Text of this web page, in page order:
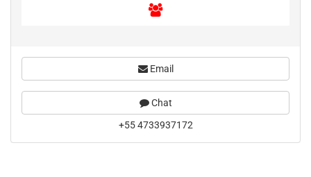
Email
Chat
+55 4733937172